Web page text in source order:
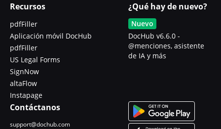
Recursos
pdfFiller
Aplicación móvil DocHub
pdfFiller
US Legal Forms
SignNow
altaFlow
Instapage
¿Qué hay de nuevo?
Nuevo
DocHub v6.6.0 -
@menciones, asistente
de IA y más
Contáctanos
support@dochub.com